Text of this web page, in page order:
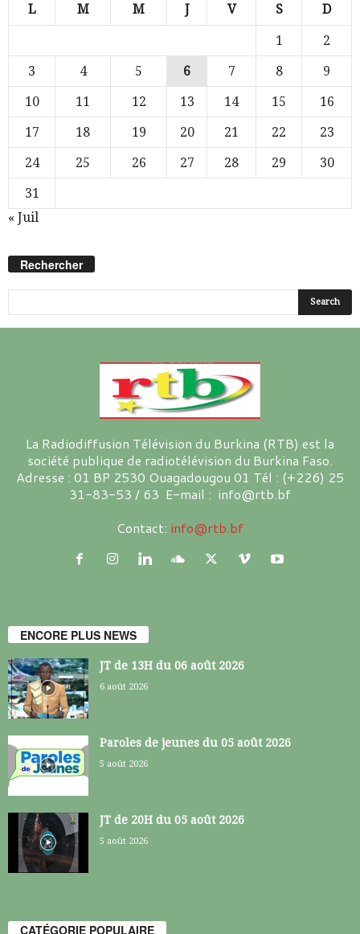
L M M J V S D
1
2
3
4 5 6 7 8
9
10
11 12 13 14 15
16
17
18 19 20 21 22
23
24
25 26 27 28 29
30
31
« Juil
Rechercher
La Radiodiffusion Télévision du Burkina (RTB) est la
société publique de radiotélévision du Burkina Faso.
Adresse : 01 BP 2530 Ouagadougou 01 Tél : (+226) 25
31-83-53 / 63 E-mail : info@rtb.bf
Contact: info@rtb.bf
ENCORE PLUS NEWS
JT de 13H du 06 août 2026
6 août 2026
Paroles de jeunes du 05 août 2026
5 août 2026
JT de 20H du 05 août 2026
5 août 2026
CATÉGORIE POPULAIRE